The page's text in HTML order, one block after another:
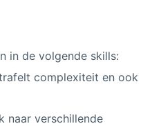
in de volgende skills:
complexiteit en ook
naar verschillende